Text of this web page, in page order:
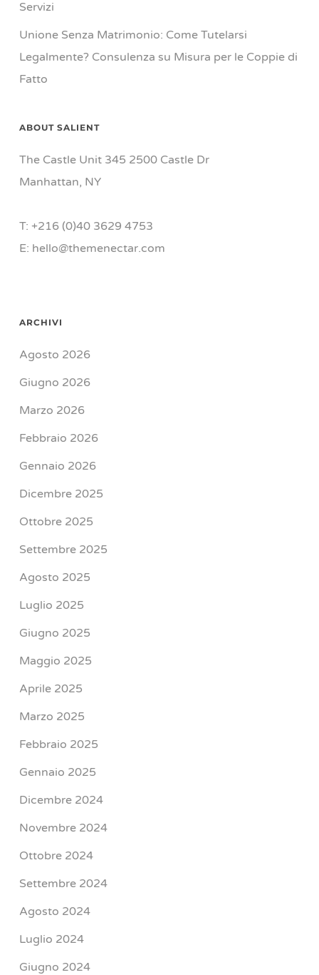
Servizi
Unione Senza Matrimonio: Come Tutelarsi
Legalmente? Consulenza su Misura per le Coppie di
Fatto
ABOUT SALIENT
The Castle Unit 345 2500 Castle Dr
Manhattan, NY
T: +216 (0)40 3629 4753
E: hello@themenectar.com
ARCHIVI
Agosto 2026
Giugno 2026
Marzo 2026
Febbraio 2026
Gennaio 2026
Dicembre 2025
Ottobre 2025
Settembre 2025
Agosto 2025
Luglio 2025
Giugno 2025
Maggio 2025
Aprile 2025
Marzo 2025
Febbraio 2025
Gennaio 2025
Dicembre 2024
Novembre 2024
Ottobre 2024
Settembre 2024
Agosto 2024
Luglio 2024
Giugno 2024